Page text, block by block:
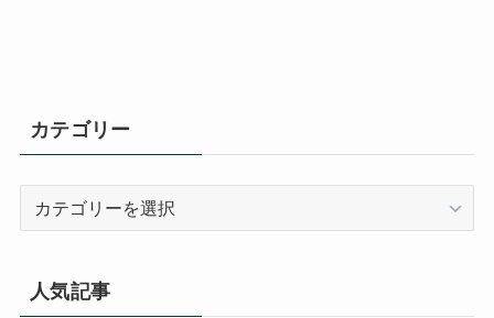
カテゴリー
ー
人気記事